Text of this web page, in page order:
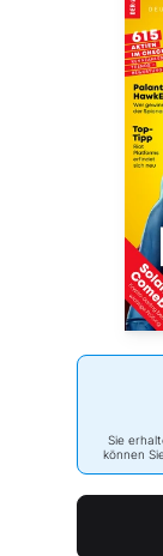
Sie
können